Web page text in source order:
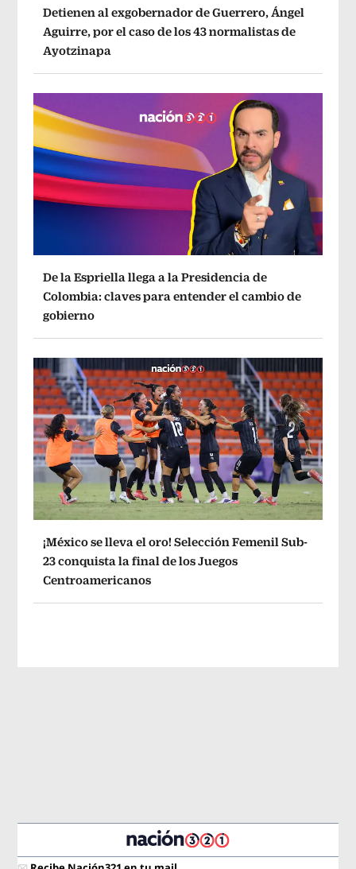
Detienen al exgobernador de Guerrero, Ángel
Aguirre, por el caso de los 43 normalistas de
Ayotzinapa
De la Espriella llega a la Presidencia de
Colombia: claves para entender el cambio de
gobierno
¡México se lleva el oro! Selección Femenil Sub-
23 conquista la final de los Juegos
Centroamericanos